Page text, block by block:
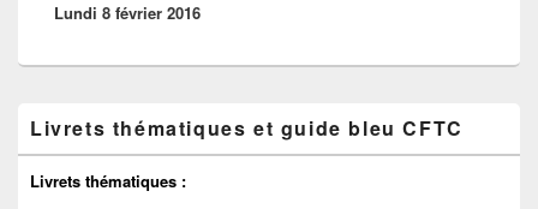
Lundi 8 février 2016
principale
de
widget
Livrets thématiques et guide bleu CFTC
Livrets thématiques :